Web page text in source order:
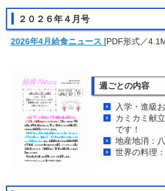
２０２６年４月号
2026年4月給食ニュース [PDF形式／
週ごとの内容
入学・進級
カミカミ献
です！
地産地消：
世界の料理